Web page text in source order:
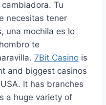
Tu
necesitas tener
una mochila es lo
te
7Bit Casino is
and biggest casinos
It has branches
a huge variety of